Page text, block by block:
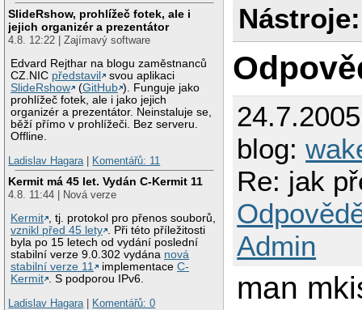
SlideRshow, prohlížeč fotek, ale i
jejich organizér a prezentátor
4.8. 12:22 | Zajímavý software
Edvard Rejthar na blogu zaměstnanců
CZ.NIC představil
svou aplikaci
SlideRshow
(GitHub ). Funguje jako
prohlížeč fotek, ale i jako jejich
organizér a prezentátor. Neinstaluje se,
běží přímo v prohlížeči. Bez serveru.
Offline.
Ladislav Hagara | Komentářů: 11
Kermit má 45 let. Vydán C-Kermit 11
4.8. 11:44 | Nová verze
Kermit
, tj. protokol pro přenos souborů,
vznikl před 45 lety
. Při této příležitosti
byla po 15 letech od vydání poslední
stabilní verze 9.0.302 vydána nová
stabilní verze 11
implementaceC-
Kermit
. S podporou IPv6.
Ladislav Hagara | Komentářů: 0
Nástroje:
blog:
Re: jak
Admin
man